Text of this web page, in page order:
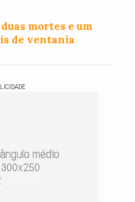
mortes e um
de ventania